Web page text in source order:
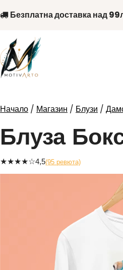
Безплатна доставка над
Начало / Магазин / Блузи /
Блуза
★★★★☆4,5(95 ревюта)